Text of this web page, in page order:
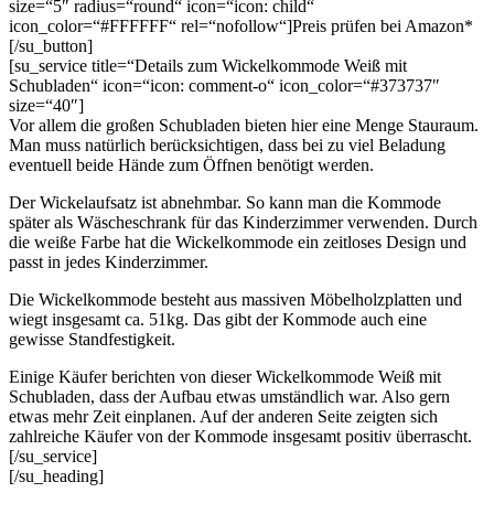
size=“5″ radius=“round“ icon=“icon: child“
icon_color=“#FFFFFF“ rel=“nofollow“]Preis prüfen bei Amazon*
[/su_button]
[su_service title=“Details zum Wickelkommode Weiß mit
Schubladen“ icon=“icon: comment-o“ icon_color=“#373737″
size=“40″]
Vor allem die großen Schubladen bieten hier eine Menge Stauraum.
Man muss natürlich berücksichtigen, dass bei zu viel Beladung
eventuell beide Hände zum Öffnen benötigt werden.
Der Wickelaufsatz ist abnehmbar. So kann man die Kommode
später als Wäscheschrank für das Kinderzimmer verwenden. Durch
die weiße Farbe hat die Wickelkommode ein zeitloses Design und
passt in jedes Kinderzimmer.
Die Wickelkommode besteht aus massiven Möbelholzplatten und
wiegt insgesamt ca. 51kg. Das gibt der Kommode auch eine
gewisse Standfestigkeit.
Einige Käufer berichten von dieser Wickelkommode Weiß mit
Schubladen, dass der Aufbau etwas umständlich war. Also gern
etwas mehr Zeit einplanen. Auf der anderen Seite zeigten sich
zahlreiche Käufer von der Kommode insgesamt positiv überrascht.
[/su_service]
[/su_heading]